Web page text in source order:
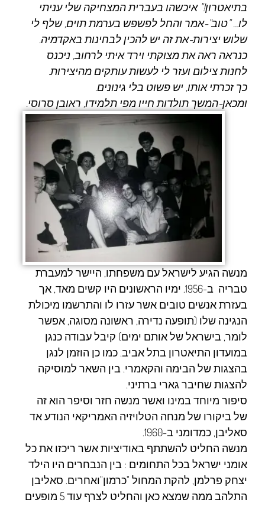
בתיאטרון!" איכשהו בעברית המצחיקה שלי עניתי
לו… "טוב"-אמר והחל לפשפש בערמת תוים, שלף לי
שלוש יצירות-את זה יש להכין לבחינות באקדמיה.
כנראה ראה את מצוקתי וירד איתי לרחוב, ניכנס
לחנות צילום ועזר לי לעשות עותקים מהיצירות.
כך זכרתי אותו, יש פשוט בלי גינונים.
ומכאן-המשך תולדות חייו מפי תלמידו, ראובן סרוסי.
מנשה הגיע לישראל עם משפחתו, היישר למעברת
טבריה ב-1956. ימיו הראשונים היו קשים מאד, אך
בעזרת אנשים טובים אשר עזרו לו והתרשמו מיכולת
הנגינה שלו (תופעה נדירה, ראשונה מסוגה, אפשר
לומר, בישראל של אותם ימים) קיבל עבודה כנגן
במועדון התיאטרון בתל אביב. כמו כן הוזמן לנגן
בהצגות של הבימה והקאמרי. בין השאר למוסיקה
להצגות שחיבר גארי ברתיני.
סיפור מיוחד במינו ואשר מנשה חזר וסיפר הוא זה
של ביקורו של מנחה הטלויזיה האמריקאי הנודע אד
סאליבן, כמדומני ב-1960.
מנשה החליט להשתתף באודיציות אשר ריכזו את כל
אומני ישראל בכל התחומים : בין הנבחרים היו הילד
יצחק פרלמן, להקת המחול "כרמון"ואחרים. סאליבן
התלהב ממה שמצא כאן והחליט לצרף עוד 5 מופעים